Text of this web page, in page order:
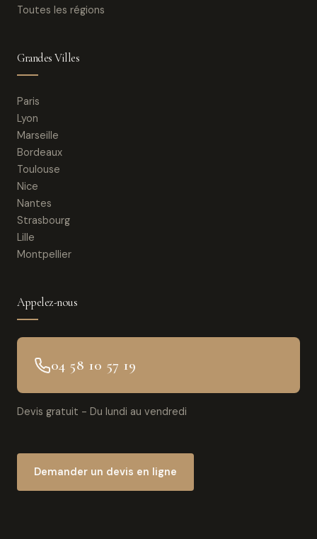
Toutes les régions
Grandes Villes
Paris
Lyon
Marseille
Bordeaux
Toulouse
Nice
Nantes
Strasbourg
Lille
Montpellier
Appelez-nous
04 58 10 57 19
Devis gratuit - Du lundi au vendredi
Demander un devis en ligne